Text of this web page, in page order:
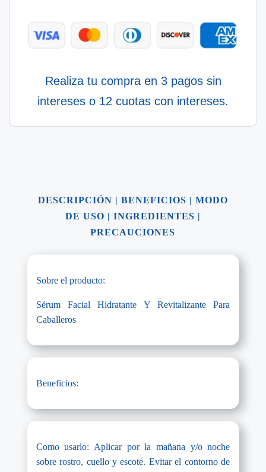
Realiza tu compra en 3 pagos sin
intereses o 12 cuotas con intereses.
DESCRIPCIÓN | BENEFICIOS | MODO
DE USO | INGREDIENTES |
PRECAUCIONES
Sobre el producto:
Sérum Facial Hidratante Y Revitalizante Para
Caballeros
Beneficios:
Como usarlo: Aplicar por la mañana y/o noche
sobre rostro, cuello y escote. Evitar el contorno de